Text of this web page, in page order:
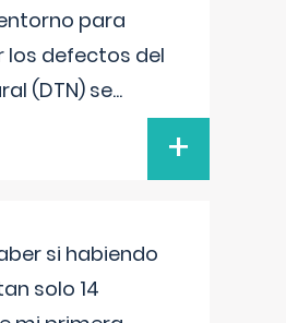
para
los defectos del
(DTN) se...
+
si habiendo
solo 14